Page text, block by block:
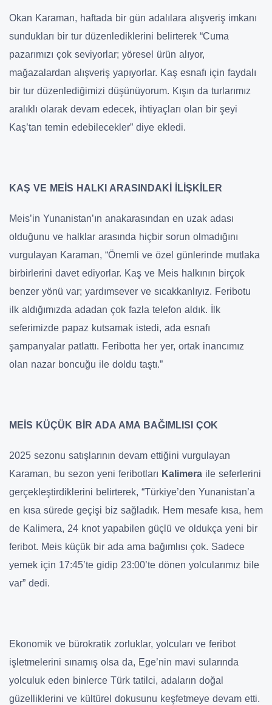
Okan Karaman, haftada bir gün adalılara alışveriş imkanı
sundukları bir tur düzenlediklerini belirterek “Cuma
pazarımızı çok seviyorlar; yöresel ürün alıyor,
mağazalardan alışveriş yapıyorlar. Kaş esnafı için faydalı
bir tur düzenlediğimizi düşünüyorum. Kışın da turlarımız
aralıklı olarak devam edecek, ihtiyaçları olan bir şeyi
Kaş’tan temin edebilecekler” diye ekledi.
KAŞ VE MEİS HALKI ARASINDAKİ İLİŞKİLER
Meis’in Yunanistan’ın anakarasından en uzak adası
olduğunu ve halklar arasında hiçbir sorun olmadığını
vurgulayan Karaman, “Önemli ve özel günlerinde mutlaka
birbirlerini davet ediyorlar. Kaş ve Meis halkının birçok
benzer yönü var; yardımsever ve sıcakkanlıyız. Feribotu
ilk aldığımızda adadan çok fazla telefon aldık. İlk
seferimizde papaz kutsamak istedi, ada esnafı
şampanyalar patlattı. Feribotta her yer, ortak inancımız
olan nazar boncuğu ile doldu taştı.”
MEİS KÜÇÜK BİR ADA AMA BAĞIMLISI ÇOK
2025 sezonu satışlarının devam ettiğini vurgulayan
Karaman, bu sezon yeni feribotları Kalimera ile seferlerini
gerçekleştirdiklerini belirterek, “Türkiye’den Yunanistan’a
en kısa sürede geçişi biz sağladık. Hem mesafe kısa, hem
de Kalimera, 24 knot yapabilen güçlü ve oldukça yeni bir
feribot. Meis küçük bir ada ama bağımlısı çok. Sadece
yemek için 17:45’te gidip 23:00’te dönen yolcularımız bile
var” dedi.
Ekonomik ve bürokratik zorluklar, yolcuları ve feribot
işletmelerini sınamış olsa da, Ege’nin mavi sularında
yolculuk eden binlerce Türk tatilci, adaların doğal
güzelliklerini ve kültürel dokusunu keşfetmeye devam etti.